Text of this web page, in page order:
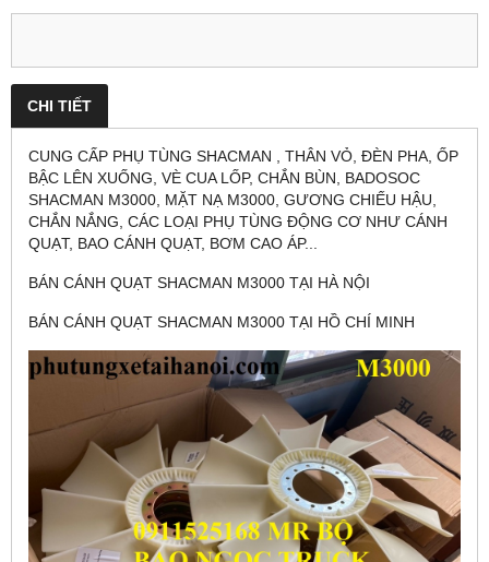
CHI TIẾT
CUNG CẤP PHỤ TÙNG SHACMAN , THÂN VỎ, ĐÈN PHA, ỐP
BẬC LÊN XUỐNG, VÈ CUA LỐP, CHẮN BÙN, BADOSOC
SHACMAN M3000, MẶT NẠ M3000, GƯƠNG CHIẾU HẬU,
CHẮN NẮNG, CÁC LOẠI PHỤ TÙNG ĐỘNG CƠ NHƯ CÁNH
QUẠT, BAO CÁNH QUẠT, BƠM CAO ÁP...
BÁN CÁNH QUẠT SHACMAN M3000 TẠI HÀ NỘI
BÁN CÁNH QUẠT SHACMAN M3000 TẠI HỒ CHÍ MINH